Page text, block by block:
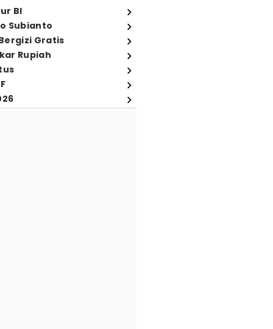
BI
Subianto
Gratis
Rupiah